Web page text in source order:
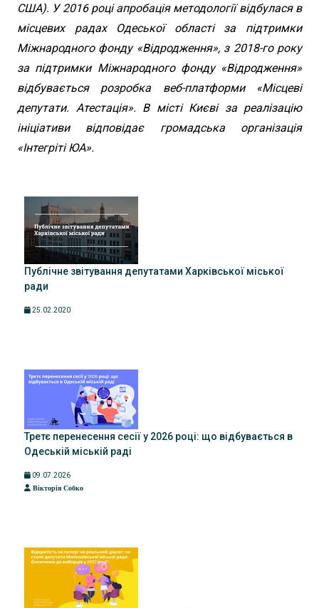
США). У 2016 році апробація методології відбулася в
місцевих радах Одеської області за підтримки
Міжнародного фонду «Відродження», з 2018-го року
за підтримки Міжнародного фонду «Відродження»
відбувається розробка веб-платформи «Місцеві
депутати. Атестація». В місті Києві за реалізацію
ініціативи відповідає громадська організація
«Інтегріті ЮА».
Публічне звітування депутатами Харківської міської
ради
25.02.2020
Третє перенесення сесії у 2026 році: що відбувається в
Одеській міській раді
09.07.2026
Вікторія Собко